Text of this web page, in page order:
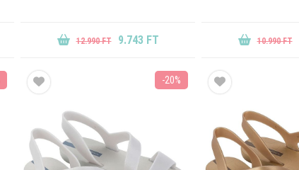
12.990 FT 9.743 FT 10.990 FT
-20%